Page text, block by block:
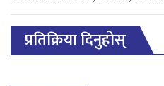
प्रतिक्रिया दिनुहोस्